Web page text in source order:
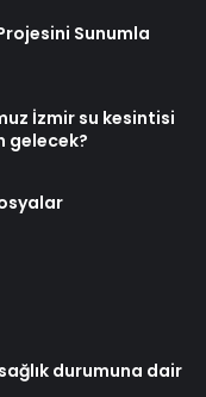
Sunumla
İzmir su kesintisi
gelecek?
durumuna dair